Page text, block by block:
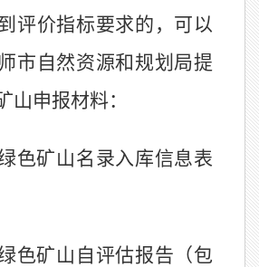
评价指标要求的，可以
市自然资源和规划 局提
山申报材料：
绿色矿山名录入库信息表
绿色矿山自评估报告（包